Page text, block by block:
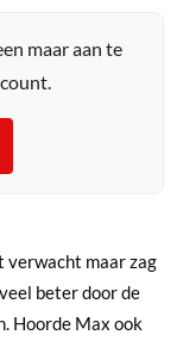
maar aan te
verwacht maar zag
beter door de
Hoorde Max ook